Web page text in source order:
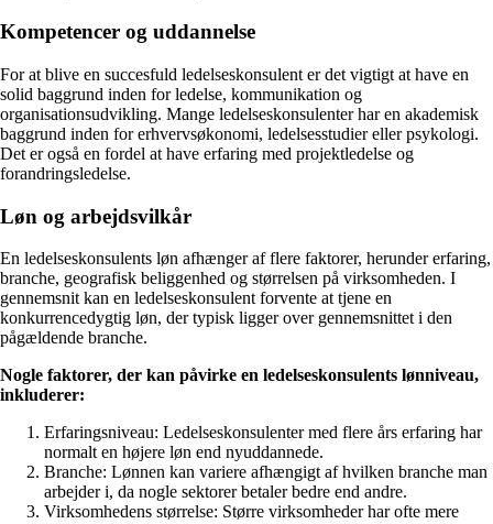
Kompetencer og uddannelse
For at blive en succesfuld ledelseskonsulent er det vigtigt at have en
solid baggrund inden for ledelse, kommunikation og
organisationsudvikling. Mange ledelseskonsulenter har en akademisk
baggrund inden for erhvervsøkonomi, ledelsesstudier eller psykologi.
Det er også en fordel at have erfaring med projektledelse og
forandringsledelse.
Løn og arbejdsvilkår
En ledelseskonsulents løn afhænger af flere faktorer, herunder erfaring,
branche, geografisk beliggenhed og størrelsen på virksomheden. I
gennemsnit kan en ledelseskonsulent forvente at tjene en
konkurrencedygtig løn, der typisk ligger over gennemsnittet i den
pågældende branche.
Nogle faktorer, der kan påvirke en ledelseskonsulents lønniveau,
inkluderer:
Erfaringsniveau: Ledelseskonsulenter med flere års erfaring har
normalt en højere løn end nyuddannede.
Branche: Lønnen kan variere afhængigt af hvilken branche man
arbejder i, da nogle sektorer betaler bedre end andre.
Virksomhedens størrelse: Større virksomheder har ofte mere